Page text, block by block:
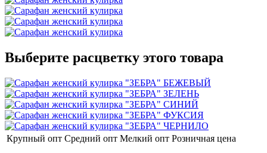
Выберите расцветку этого товара
Крупный опт Средний опт Мелкий опт Розничная цена